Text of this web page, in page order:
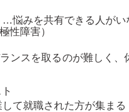
悩みを共有できる人がい
性障害）
ンスを取るのが難しく
して就職された方が集ま